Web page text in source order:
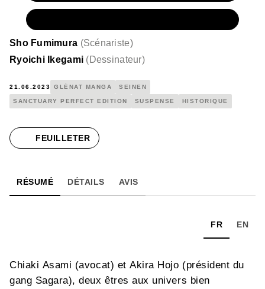
Sho Fumimura (Scénariste)
Ryoichi Ikegami (Dessinateur)
21.06.2023 GLÉNAT MANGA SEINEN
SANCTUARY PERFECT EDITION SUSPENSE HISTORIQUE
FEUILLETER
RÉSUMÉ DÉTAILS AVIS
FR EN
Chiaki Asami (avocat) et Akira Hojo (président du
gang Sagara), deux êtres aux univers bien